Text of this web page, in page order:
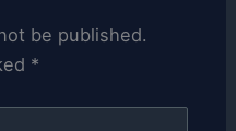
be published.
*